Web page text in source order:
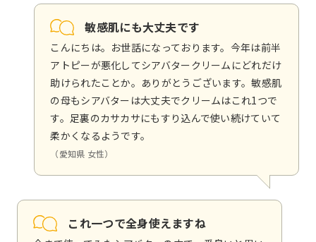
敏感肌にも大丈夫です
こんにちは。お世話になっております。今年は前半
アトピーが悪化してシアバタークリームにどれだけ
助けられたことか。ありがとうございます。敏感肌
の母もシアバターは大丈夫でクリームはこれ1つで
す。足裏のカサカサにもすり込んで使い続けていて
柔かくなるようです。
（愛知県 女性）
これ一つで全身使えますね